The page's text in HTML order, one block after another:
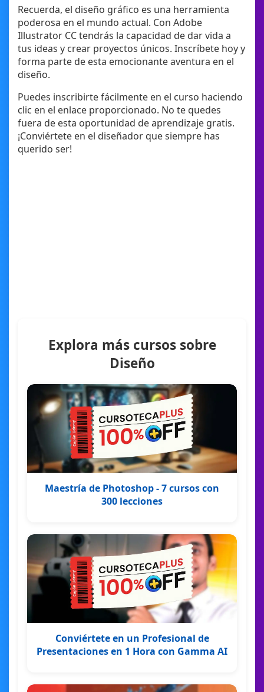
Recuerda, el diseño gráfico es una herramienta
poderosa en el mundo actual. Con Adobe
Illustrator CC tendrás la capacidad de dar vida a
tus ideas y crear proyectos únicos. Inscríbete hoy y
forma parte de esta emocionante aventura en el
diseño.
Puedes inscribirte fácilmente en el curso haciendo
clic en el enlace proporcionado. No te quedes
fuera de esta oportunidad de aprendizaje gratis.
¡Conviértete en el diseñador que siempre has
querido ser!
Explora más cursos sobre
Diseño
Maestría de Photoshop - 7 cursos con
300 lecciones
Conviértete en un Profesional de
Presentaciones en 1 Hora con Gamma AI